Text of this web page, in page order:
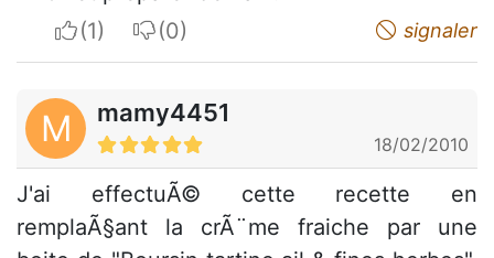
I apreciateI do not appreciate signaler
M mamy4451
18/02/2010
J'ai effectuÃ© cette recette en
remplaÃ§ant la crÃ¨me fraiche par une